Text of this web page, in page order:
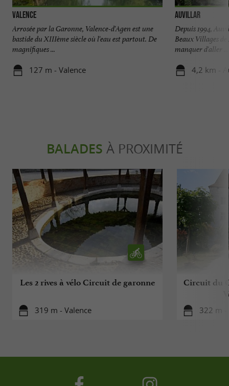
Valence
Arrosée par la Garonne, Valence-d'Agen est une
bastide du XIIIème siècle où l'eau est partout. De
magnifiques ...
127 m - Valence
Auvillar
Depuis 1994,
Beaux Villages
manquer d'aller ...
4,2 km -
BALADES À PROXIMITÉ
Les 2 rives à vélo Circuit de garonne
319 m - Valence
Circuit du
322 m -